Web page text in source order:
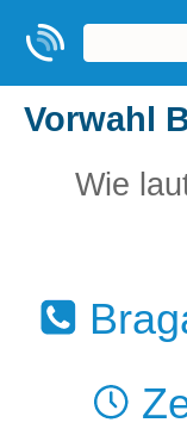
Vorwahl
Wie